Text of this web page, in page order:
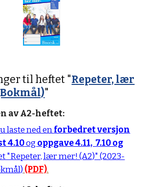
til heftet "Repeter, lær
"
av A2-heftet:
laste ned enforbedret versjon
4.10og oppgave 4.11, 7.10 og
"Repeter, lær mer! (A2)" (2023-
(PDF).